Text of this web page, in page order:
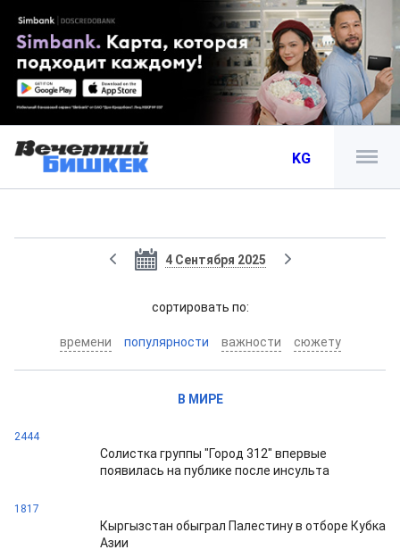
KG
4 Сентября 2025
cортировать по:
времени популярности важности сюжету
В МИРЕ
2444
Солистка группы "Город 312" впервые
появилась на публике после инсульта
1817
Кыргызстан обыграл Палестину в отборе Кубка
Азии